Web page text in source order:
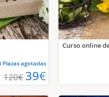
Plazas agotadas
120€ 39€
Curso online